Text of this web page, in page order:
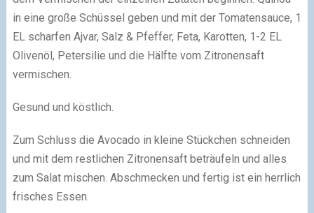
in eine große Schüssel geben und mit der Tomatensauce, 1
EL scharfen Ajvar, Salz & Pfeffer, Feta, Karotten, 1-2 EL
Olivenöl, Petersilie und die Hälfte vom Zitronensaft
vermischen.
Gesund und köstlich.
Zum Schluss die Avocado in kleine Stückchen schneiden
und mit dem restlichen Zitronensaft beträufeln und alles
zum Salat mischen. Abschmecken und fertig ist ein herrlich
frisches Essen.